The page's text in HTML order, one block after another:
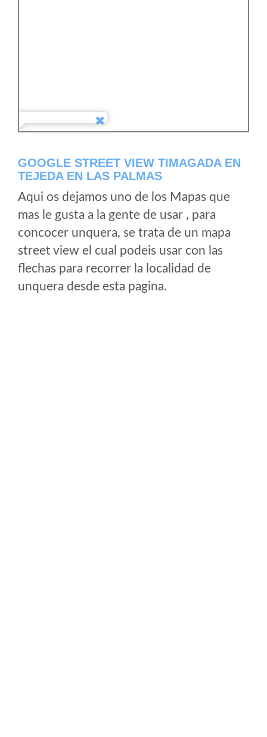
GOOGLE STREET VIEW TIMAGADA EN
TEJEDA EN LAS PALMAS
Aqui os dejamos uno de los Mapas que
mas le gusta a la gente de usar , para
concocer unquera, se trata de un mapa
street view el cual podeis usar con las
flechas para recorrer la localidad de
unquera desde esta pagina.